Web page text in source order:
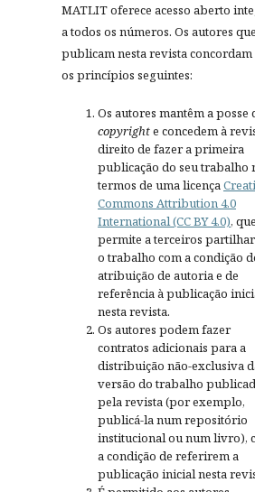
MATLIT oferece acesso aberto
a todos os números. Os autores que
publicam nesta revista concordam
os princípios seguintes:
Os autores mantêm a posse
copyrighte concedem à
direito de fazer a primeira
publicação do seu trabalho
termos de uma licença
Commons Attribution 4.0
International (CC BY 4.0), que
permite a terceiros
o trabalho com a condição
atribuição de autoria e de
referência à publicação
nesta revista.
Os autores podem fazer
contratos adicionais para a
distribuição não-exclusiva
versão do trabalho
pela revista (por exemplo,
publicá-la num repositório
institucional ou num livro),
a condição de referirem a
publicação inicial nesta